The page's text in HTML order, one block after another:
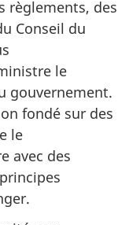
règlements, des
Conseil du
le
gouvernement.
fondé sur des
le
avec des